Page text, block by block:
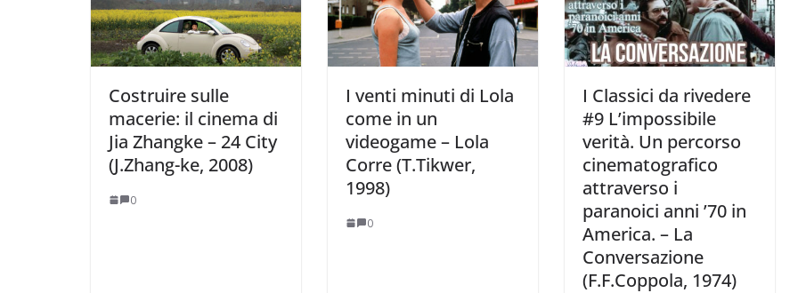
Costruire sulle
macerie: il cinema di
Jia Zhangke – 24 City
(J.Zhang-ke, 2008)
0
I venti minuti di Lola
come in un
videogame – Lola
Corre (T.Tikwer,
1998)
0
I Classici da rivedere
#9 L’impossibile
verità. Un percorso
cinematografico
attraverso i
paranoici anni ’70 in
America. – La
Conversazione
(F.F.Coppola, 1974)